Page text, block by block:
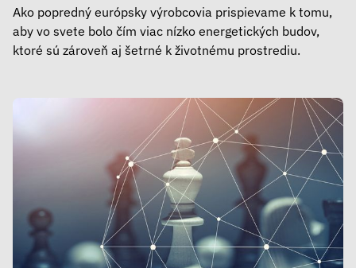
Ako popredný európsky výrobcovia prispievame k tomu,
aby vo svete bolo čím viac nízko energetických budov,
ktoré sú zároveň aj šetrné k životnému prostrediu.